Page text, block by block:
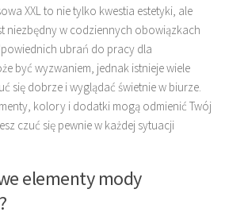
XXL to nie tylko kwestia estetyki, ale
niezbędny w codziennych obowiązkach
ubrań do pracy dla
być wyzwaniem, jednak istnieje wiele
się dobrze i wyglądać świetnie w biurze.
kolory i dodatki mogą odmienić Twój
czuć się pewnie w każdej sytuacji
elementy mody